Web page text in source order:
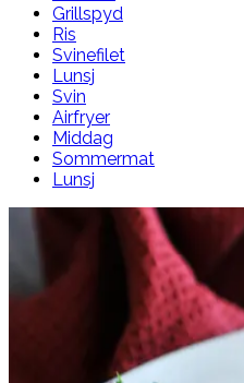
Grillspyd
Ris
Svinefilet
Lunsj
Svin
Airfryer
Middag
Sommermat
Lunsj